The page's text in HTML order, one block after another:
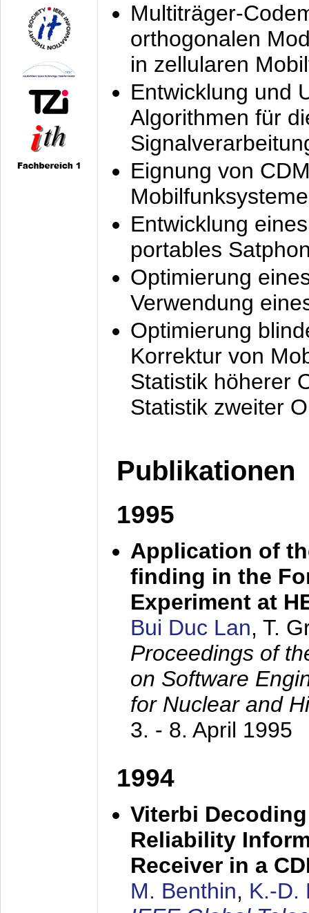
Multiträger-
orthogonalen
in zellularen
Entwicklung und
Algorithmen für
Eignung von
Mobilfunksysteme
Entwicklung
portables
Optimierung
Verwendung
Optimierung
Korrektur von
Statistik höherer
Statistik zweiter
Publikationen
1995
Application of
finding in the
Experiment at
Bui Duc Lan, T.
Proceedings of
on Software
for Nuclear and
3. - 8. April 1995
1994
Viterbi
Reliability
Receiver in a
M. Benthin, K.-D.